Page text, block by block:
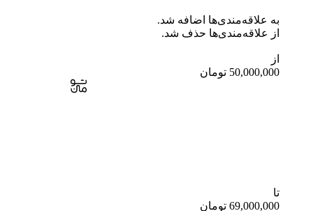
به علاقه‌مندی‌ها اضافه شد.
از علاقه‌مندی‌ها حذف شد.
از
50,000,000 تومان
تا
69,000,000 تومان